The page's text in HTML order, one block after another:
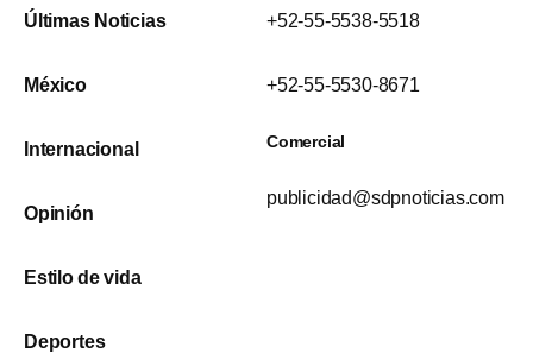
Últimas Noticias
México
Internacional
Opinión
Estilo de vida
Deportes
+52-55-5538-5518
+52-55-5530-8671
Comercial
publicidad@sdpnoticias.com